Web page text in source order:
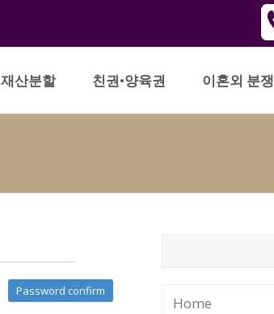
재산분할 친권•양육권 이혼외 분쟁
Password confirm
Home